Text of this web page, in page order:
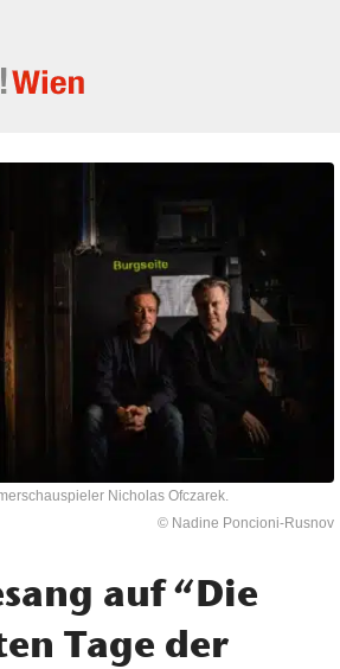
Nicholas Ofczarek.
© Nadine Poncioni-Rusnov
auf “Die
Tage der